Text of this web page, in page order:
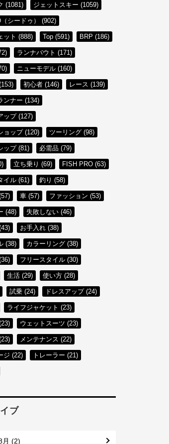
(1081) ジェットスキー (1059)
シードゥ） (902)
ット (888) Top (591) BRP (186)
ランナバウト (171)
ニューモデル (160)
初心者 (146) レース (139)
ンナー (134)
ップ (127)
ョップ (120) ツーリング (98)
ップ (81) 必需品 (79)
立ち乗り (69) FISH PRO (63)
イル (61) 釣り (58)
車 (57) ファッション (53)
(48) 失敗しない (46)
お手入れ (38)
(38) カラーリング (38)
フリースタイル (30)
生活 (29) 使い方 (28)
試乗 (24) ドレスアップ (24)
ライフジャケット (23)
ウェットスーツ (23)
メンテナンス (22)
ジ (22) トレーラー (21)
ブ
月 (2)